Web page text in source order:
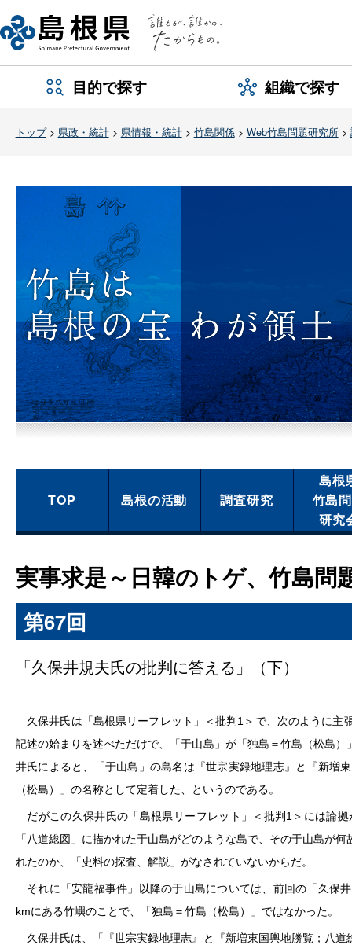
目的で探す 組織で探す
トップ> 県政・統計> 県情報・統計> 竹島関係> Web竹島問題研究所>
TOP 島根の活動 調査研究
島根
竹島
研究
実事求是～日韓のトゲ、竹島問
第67回
「久保井規夫氏の批判に答える」（下）
久保井氏は「島根県リーフレット」＜批判1＞で、次のように主
記述の始まりを述べただけで、「于山島」が「独島＝竹島（松島
井氏によると、「于山島」の島名は『世宗実録地理志』と『新増
（松島）」の名称として定着した、というのである。
だがこの久保井氏の「島根県リーフレット」＜批判1＞には論
「八道総図」に描かれた于山島がどのような島で、その于山島が
れたのか、「史料の探査、解説」がなされていないからだ。
それに「安龍福事件」以降の于山島については、前回の「久保
kmにある竹嶼のことで、「独島＝竹島（松島）」ではなかった。
久保井氏は、「『世宗実録地理志』と『新増東国輿地勝覧；八